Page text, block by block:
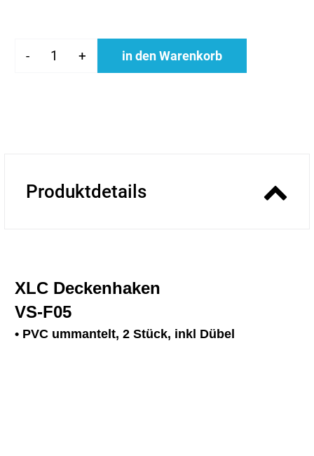
- + in den Warenkorb
Produktdetails
XLC Deckenhaken
VS-F05
• PVC ummantelt, 2 Stück, inkl Dübel